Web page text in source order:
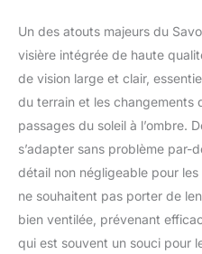
le
Un des atouts majeurs du
visière intégrée de haute
de vision large et clair,
du terrain et les changements
passages du soleil à l’ombre.
s’adapter sans problème par-
détail non négligeable pour
ne souhaitent pas porter de
bien ventilée, prévenant
qui est souvent un souci pour